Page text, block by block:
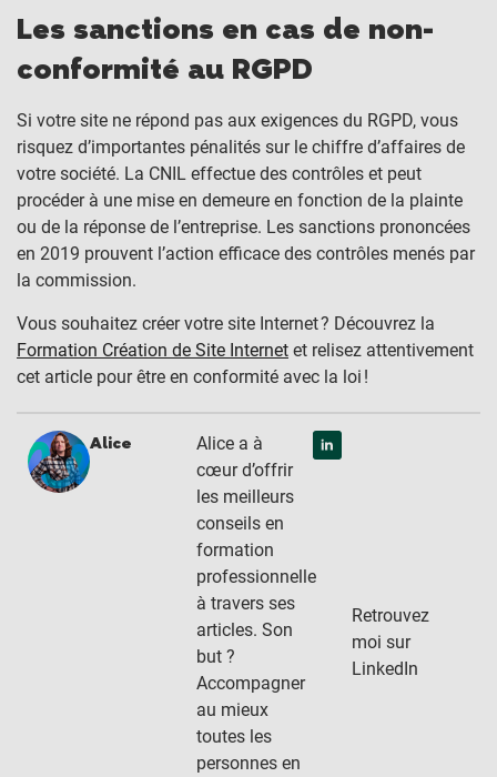
Les sanctions en cas de non-
conformité au RGPD
Si votre site ne répond pas aux exigences du RGPD, vous
risquez d’importantes pénalités sur le chiffre d’affaires de
votre société. La CNIL effectue des contrôles et peut
procéder à une mise en demeure en fonction de la plainte
ou de la réponse de l’entreprise. Les sanctions prononcées
en 2019 prouvent l’action efficace des contrôles menés par
la commission.
Vous souhaitez créer votre site Internet ? Découvrez la
Formation Création de Site Internet et relisez attentivement
cet article pour être en conformité avec la loi !
Alice
Alice a à
cœur d’offrir
les meilleurs
conseils en
formation
professionnelle
à travers ses
articles. Son
but ?
Accompagner
au mieux
toutes les
personnes en
Retrouvez
moi sur
LinkedIn